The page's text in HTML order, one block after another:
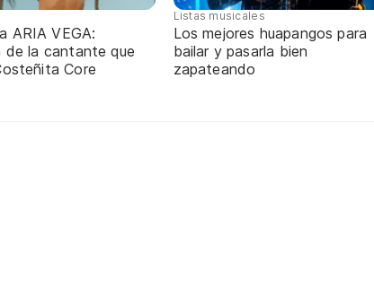
ARIA VEGA:
de la cantante que
Core
Listas musicales
Los mejores huapangos para
bailar y pasarla bien
zapateando